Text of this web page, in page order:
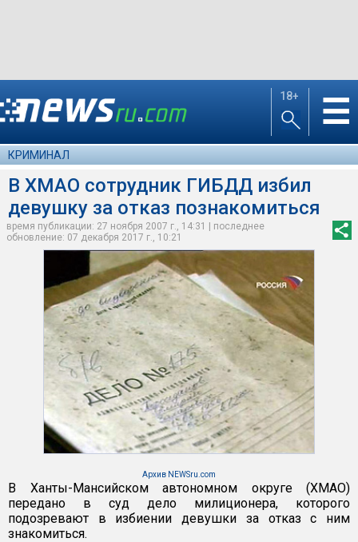
18+ ☰
КРИМИНАЛ
В ХМАО сотрудник ГИБДД избил
девушку за отказ познакомиться
время публикации: 27 ноября 2007 г., 14:31 | последнее
обновление: 07 декабря 2017 г., 10:21
Архив NEWSru.com
В Ханты-Мансийском автономном округе (ХМАО)
передано в суд дело милиционера, которого
подозревают в избиении девушки за отказ с ним
знакомиться.